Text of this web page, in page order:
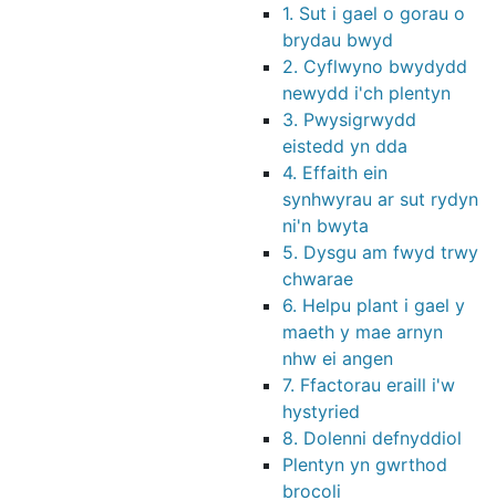
1. Sut i gael o gorau o
brydau bwyd
2. Cyflwyno bwydydd
newydd i'ch plentyn
3. Pwysigrwydd
eistedd yn dda
4. Effaith ein
synhwyrau ar sut rydyn
ni'n bwyta
5. Dysgu am fwyd trwy
chwarae
6. Helpu plant i gael y
maeth y mae arnyn
nhw ei angen
7. Ffactorau eraill i'w
hystyried
8. Dolenni defnyddiol
Plentyn yn gwrthod
brocoli